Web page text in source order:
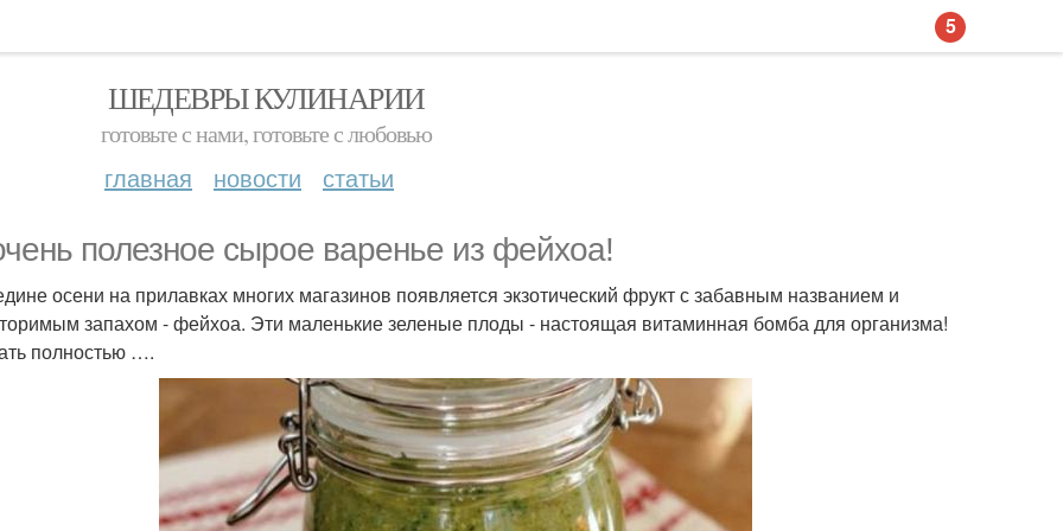
ШЕДЕВРЫ КУЛИНАРИИ
готовьте с нами, готовьте с любовью
главная новости статьи
полезное сырое варенье из фейхоа!
осени на прилавках многих магазинов появляется экзотический фрукт с забавным названием и
запахом - фейхоа. Эти маленькие зеленые плоды - настоящая витаминная бомба для организма!
полностью ….
5